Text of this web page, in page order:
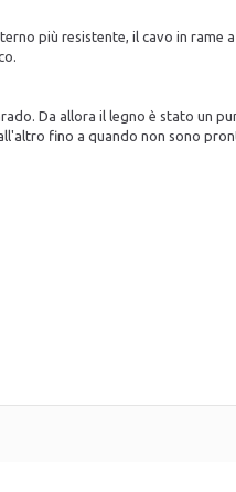
più resistente, il cavo in
Da allora il legno è stato un
fino a quando non sono